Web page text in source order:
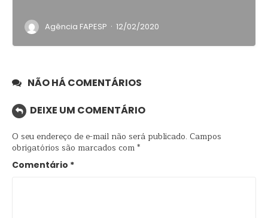
Agência FAPESP · 12/02/2020
NÃO HÁ COMENTÁRIOS
DEIXE UM COMENTÁRIO
O seu endereço de e-mail não será publicado. Campos
obrigatórios são marcados com*
Comentário *